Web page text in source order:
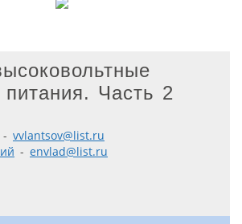
питания. Часть 2
- vvlantsov@list.ru
- envlad@list.ru